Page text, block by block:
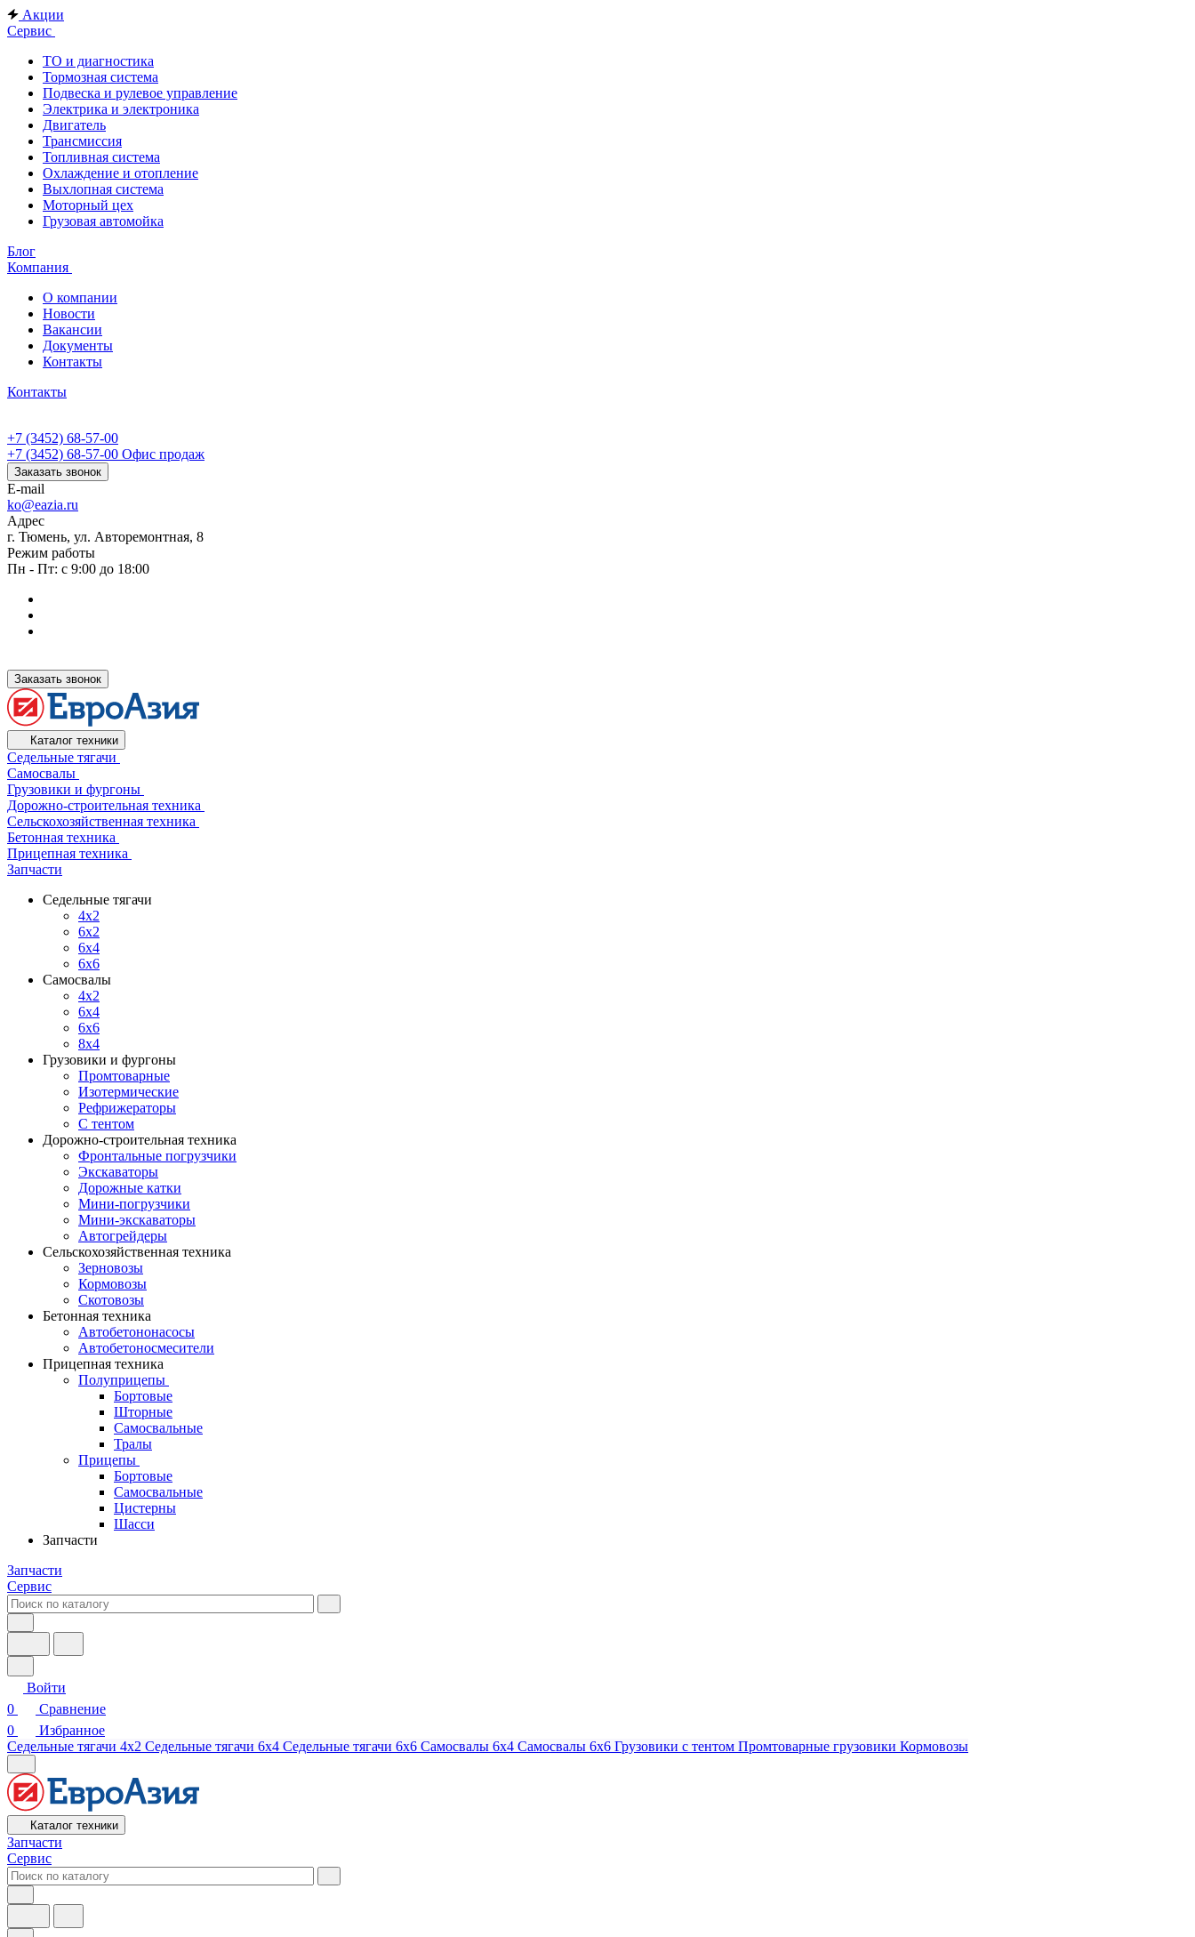
Акции
Сервис
ТО и диагностика
Тормозная система
Подвеска и рулевое управление
Электрика и электроника
Двигатель
Трансмиссия
Топливная система
Охлаждение и отопление
Выхлопная система
Моторный цех
Грузовая автомойка
Блог
Компания
О компании
Новости
Вакансии
Документы
Контакты
Контакты
+7 (3452) 68-57-00
+7 (3452) 68-57-00 Офис продаж
Заказать звонок
E-mail
ko@eazia.ru
Адрес
г. Тюмень, ул. Авторемонтная, 8
Режим работы
Пн - Пт: с 9:00 до 18:00
Заказать звонок
Каталог техники
Седельные тягачи
Самосвалы
Грузовики и фургоны
Дорожно-строительная техника
Сельскохозяйственная техника
Бетонная техника
Прицепная техника
Запчасти
Седельные тягачи
4x2
6x2
6x4
6x6
Самосвалы
4x2
6x4
6x6
8x4
Грузовики и фургоны
Промтоварные
Изотермические
Рефрижераторы
С тентом
Дорожно-строительная техника
Фронтальные погрузчики
Экскаваторы
Дорожные катки
Мини-погрузчики
Мини-экскаваторы
Автогрейдеры
Сельскохозяйственная техника
Зерновозы
Кормовозы
Скотовозы
Бетонная техника
Автобетононасосы
Автобетоносмесители
Прицепная техника
Полуприцепы
Бортовые
Шторные
Самосвальные
Тралы
Прицепы
Бортовые
Самосвальные
Цистерны
Шасси
Запчасти
Запчасти
Сервис
Войти
0
Сравнение
0
Избранное
Седельные тягачи 4х2 Седельные тягачи 6х4 Седельные тягачи 6х6 Самосвалы 6х4 Самосвалы 6х6 Грузовики с тентом Промтоварные грузовики Кормовозы
Каталог техники
Запчасти
Сервис